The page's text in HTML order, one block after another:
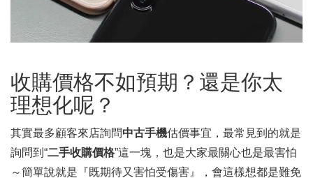
收購價格不如預期？還是你太
理想化呢？
其實最多顧客來店詢問中古手機估價事宜，最常見到的就是
詢問到“二手收購價格”這一塊，也是大家最關心也是最害怕
～簡單說就是『既期待又害怕受傷害』，會這樣想都是難免